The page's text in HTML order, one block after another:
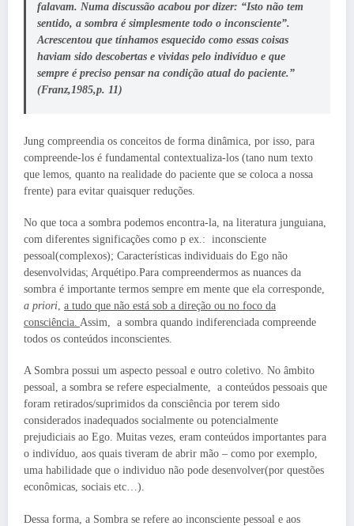
falavam. Numa discussão acabou por dizer: “Isto não tem
sentido, a sombra é simplesmente todo o inconsciente”.
Acrescentou que tínhamos esquecido como essas coisas
haviam sido descobertas e vividas pelo indivíduo e que
sempre é preciso pensar na condição atual do paciente.”
(Franz,1985,p. 11)
Jung compreendia os conceitos de forma dinâmica, por isso, para
compreende-los é fundamental contextualiza-los (tano num texto
que lemos, quanto na realidade do paciente que se coloca a nossa
frente) para evitar quaisquer reduções.
No que toca a sombra podemos encontra-la, na literatura junguiana,
com diferentes significações como p ex.: inconsciente
pessoal(complexos); Características individuais do Ego não
desenvolvidas; Arquétipo.Para compreendermos as nuances da
sombra é importante termos sempre em mente que ela corresponde,
a priori, a tudo que não está sob a direção ou no foco da
consciência. Assim, a sombra quando indiferenciada compreende
todos os conteúdos inconscientes.
A Sombra possui um aspecto pessoal e outro coletivo. No âmbito
pessoal, a sombra se refere especialmente, a conteúdos pessoais que
foram retirados/suprimidos da consciência por terem sido
considerados inadequados socialmente ou potencialmente
prejudiciais ao Ego. Muitas vezes, eram conteúdos importantes para
o indivíduo, aos quais tiveram de abrir mão – como por exemplo,
uma habilidade que o individuo não pode desenvolver(por questões
econômicas, sociais etc…).
Dessa forma, a Sombra se refere ao inconsciente pessoal e aos